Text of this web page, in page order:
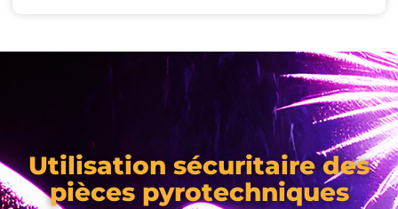
Utilisation sécuritaire des
pièces pyrotechniques